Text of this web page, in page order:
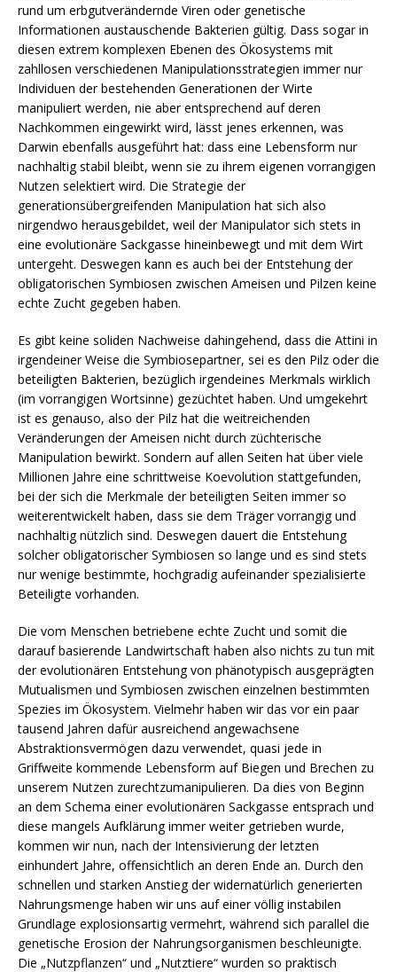
rund um erbgutverändernde Viren oder genetische
Informationen austauschende Bakterien gültig. Dass sogar in
diesen extrem komplexen Ebenen des Ökosystems mit
zahllosen verschiedenen Manipulationsstrategien immer nur
Individuen der bestehenden Generationen der Wirte
manipuliert werden, nie aber entsprechend auf deren
Nachkommen eingewirkt wird, lässt jenes erkennen, was
Darwin ebenfalls ausgeführt hat: dass eine Lebensform nur
nachhaltig stabil bleibt, wenn sie zu ihrem eigenen vorrangigen
Nutzen selektiert wird. Die Strategie der
generationsübergreifenden Manipulation hat sich also
nirgendwo herausgebildet, weil der Manipulator sich stets in
eine evolutionäre Sackgasse hineinbewegt und mit dem Wirt
untergeht. Deswegen kann es auch bei der Entstehung der
obligatorischen Symbiosen zwischen Ameisen und Pilzen keine
echte Zucht gegeben haben.
Es gibt keine soliden Nachweise dahingehend, dass die Attini in
irgendeiner Weise die Symbiosepartner, sei es den Pilz oder die
beteiligten Bakterien, bezüglich irgendeines Merkmals wirklich
(im vorrangigen Wortsinne) gezüchtet haben. Und umgekehrt
ist es genauso, also der Pilz hat die weitreichenden
Veränderungen der Ameisen nicht durch züchterische
Manipulation bewirkt. Sondern auf allen Seiten hat über viele
Millionen Jahre eine schrittweise Koevolution stattgefunden,
bei der sich die Merkmale der beteiligten Seiten immer so
weiterentwickelt haben, dass sie dem Träger vorrangig und
nachhaltig nützlich sind. Deswegen dauert die Entstehung
solcher obligatorischer Symbiosen so lange und es sind stets
nur wenige bestimmte, hochgradig aufeinander spezialisierte
Beteiligte vorhanden.
Die vom Menschen betriebene echte Zucht und somit die
darauf basierende Landwirtschaft haben also nichts zu tun mit
der evolutionären Entstehung von phänotypisch ausgeprägten
Mutualismen und Symbiosen zwischen einzelnen bestimmten
Spezies im Ökosystem. Vielmehr haben wir das vor ein paar
tausend Jahren dafür ausreichend angewachsene
Abstraktionsvermögen dazu verwendet, quasi jede in
Griffweite kommende Lebensform auf Biegen und Brechen zu
unserem Nutzen zurechtzumanipulieren. Da dies von Beginn
an dem Schema einer evolutionären Sackgasse entsprach und
diese mangels Aufklärung immer weiter getrieben wurde,
kommen wir nun, nach der Intensivierung der letzten
einhundert Jahre, offensichtlich an deren Ende an. Durch den
schnellen und starken Anstieg der widernatürlich generierten
Nahrungsmenge haben wir uns auf einer völlig instabilen
Grundlage explosionsartig vermehrt, während sich parallel die
genetische Erosion der Nahrungsorganismen beschleunigte.
Die „Nutzpflanzen“ und „Nutztiere“ wurden so praktisch